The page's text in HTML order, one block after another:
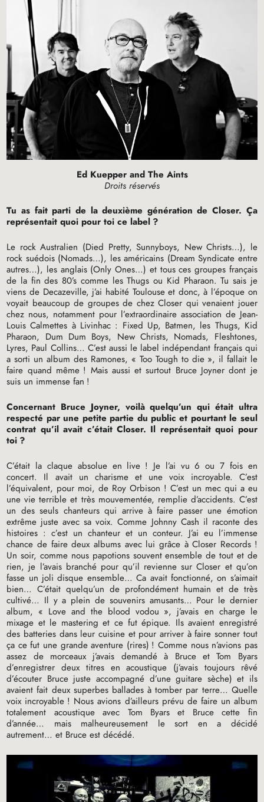
Ed Kuepper and The Aints
Droits réservés
Tu as fait parti de la deuxième génération de Closer. Ça
représentait quoi pour toi ce label ?
Le rock Australien (Died Pretty, Sunnyboys, New Christs…), le
rock suédois (Nomads…), les américains (Dream Syndicate entre
autres…), les anglais (Only Ones…) et tous ces groupes français
de la fin des 80’s comme les Thugs ou Kid Pharaon. Tu sais je
viens de Decazeville, j’ai habité Toulouse et donc, à l’époque on
voyait beaucoup de groupes de chez Closer qui venaient jouer
chez nous, notamment pour l’extraordinaire association de Jean-
Louis Calmettes à Livinhac : Fixed Up, Batmen, les Thugs, Kid
Pharaon, Dum Dum Boys, New Christs, Nomads, Fleshtones,
Lyres, Paul Collins… C’est aussi le label indépendant français qui
a sorti un album des Ramones, « Too Tough to die », il fallait le
faire quand même ! Mais aussi et surtout Bruce Joyner dont je
suis un immense fan !
Concernant Bruce Joyner, voilà quelqu’un qui était ultra
respecté par une petite partie du public et pourtant le seul
contrat qu’il avait c’était Closer. Il représentait quoi pour
toi ?
C’était la claque absolue en live ! Je l’ai vu 6 ou 7 fois en
concert. Il avait un charisme et une voix incroyable. C’est
l’équivalent, pour moi, de Roy Orbison ! C’est un mec qui a eu
une vie terrible et très mouvementée, remplie d’accidents. C’est
un des seuls chanteurs qui arrive à faire passer une émotion
extrême juste avec sa voix. Comme Johnny Cash il raconte des
histoires : c’est un chanteur et un conteur. J’ai eu l’immense
chance de faire deux albums avec lui grâce à Closer Records !
Un soir, comme nous papotions souvent ensemble de tout et de
rien, je l’avais branché pour qu’il revienne sur Closer et qu’on
fasse un joli disque ensemble… Ca avait fonctionné, on s’aimait
bien… C’était quelqu’un de profondément humain et de très
cultivé… Il y a plein de souvenirs amusants… Pour le dernier
album, « Love and the blood vodou », j’avais en charge le
mixage et le mastering et ce fut épique. Ils avaient enregistré
des batteries dans leur cuisine et pour arriver à faire sonner tout
ça ce fut une grande aventure (rires) ! Comme nous n’avions pas
assez de morceaux j’avais demandé à Bruce et Tom Byars
d’enregistrer deux titres en acoustique (j’avais toujours rêvé
d’écouter Bruce juste accompagné d’une guitare sèche) et ils
avaient fait deux superbes ballades à tomber par terre… Quelle
voix incroyable ! Nous avions d’ailleurs prévu de faire un album
totalement acoustique avec Tom Byars et Bruce cette fin
d’année… mais malheureusement le sort en a décidé
autrement… et Bruce est décédé.